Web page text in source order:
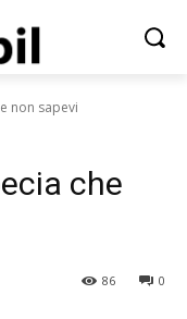
non sapevi
che
0
86